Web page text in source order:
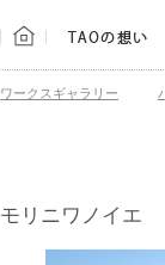
ワークスギャラリー
モリニワノイエ